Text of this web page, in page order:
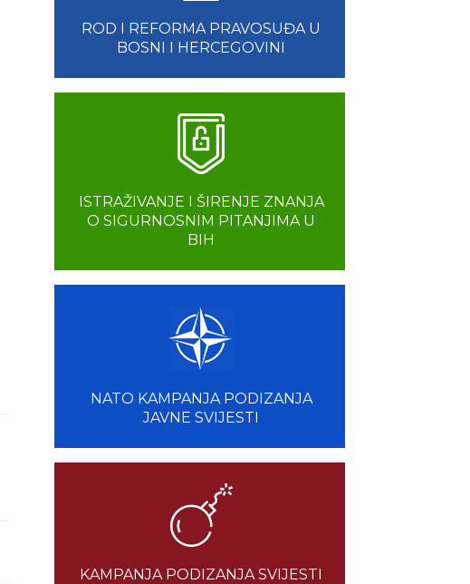
ROD I REFORMA PRAVOSUĐA U
BOSNI I HERCEGOVINI
ISTRAŽIVANJE I ŠIRENJE ZNANJA
O SIGURNOSNIM PITANJIMA U
BIH
NATO KAMPANJA PODIZANJA
JAVNE SVIJESTI
KAMPANJA PODIZANJA SVIJESTI